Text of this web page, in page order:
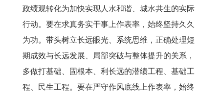
政绩观转化为加快实现人水和谐、城水共生的实际
行动。要在求真务实干事上作表率，始终坚持久久
为功。带头树立长远眼光、系统思维，正确处理短
期成效与长远发展、局部突破与整体提升的关系，
多做打基础、固根本、利长远的潜绩工程、基础工
程、民生工程。要在严守作风底线上作表率，始终